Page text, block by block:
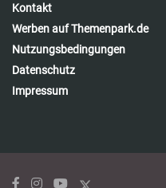
Kontakt
Werben auf Themenpark.de
Nutzungsbedingungen
Datenschutz
Impressum